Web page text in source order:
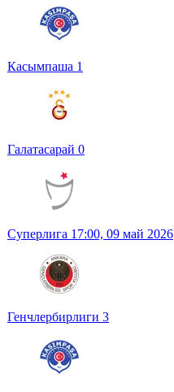
Касымпаша 1
Галатасарай 0
Суперлига 17:00, 09 май 2026
Генчлербирлиги 3